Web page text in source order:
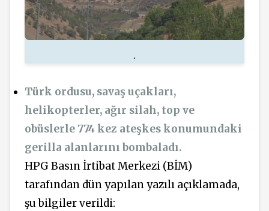
.
Türk ordusu, savaş uçakları,
helikopterler, ağır silah, top ve
obüslerle 774 kez ateşkes konumundaki
gerilla alanlarını bombaladı.
HPG Basın İrtibat Merkezi (BİM)
tarafından dün yapılan yazılı açıklamada,
şu bilgiler verildi: